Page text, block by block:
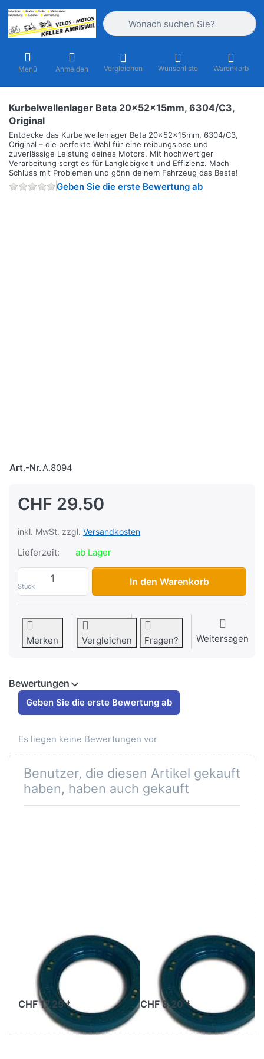
Geben Sie einen Suchbegriff ein.
Menü Anmelden Vergleichen Wunschliste Warenkorb
Kurbelwellenlager Beta 20x52x15mm, 6304/C3,
Original
Entdecke das Kurbelwellenlager Beta 20x52x15mm, 6304/C3,
Original – die perfekte Wahl für eine reibungslose und
zuverlässige Leistung deines Motors. Mit hochwertiger
Verarbeitung sorgt es für Langlebigkeit und Effizienz. Mach
Schluss mit Problemen und gönn deinem Fahrzeug das Beste!
Geben Sie die erste Bewertung ab
Art.-Nr.A.8094
CHF 29.50
inkl. MwSt. zzgl. Versandkosten
Lieferzeit: ab Lager
Stück
Kurbelwellenlager Beta 20x52x15mm,
In den Warenkorb
Merken Vergleichen Fragen? Weitersagen
Bewertungen
Geben Sie die erste Bewertung ab
Es liegen keine Bewertungen vor
Benutzer, die diesen Artikel gekauft
haben, haben auch gekauft
Kurbelwellensimmerring
Beta
17x35x8mm,
Original
CHF 17.25 *
Beta
20x30x7mm,
Original
CHF 8.20 *